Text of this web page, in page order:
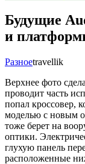
Будущие
и
Разноеtravellik
Верхнее фото
проводит часть
попал кроссовер,
моделью с новым
тоже берет на
оптики.
глухую панель
расположенные